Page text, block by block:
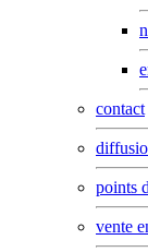
contact
points
vente